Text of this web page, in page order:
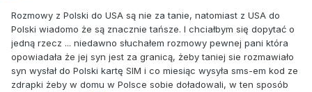
Rozmowy z Polski do USA są nie za tanie, natomiast z USA do
Polski wiadomo że są znacznie tańsze. I chciałbym się dopytać o
jedną rzecz ... niedawno słuchałem rozmowy pewnej pani która
opowiadała że jej syn jest za granicą, żeby taniej sie rozmawiało
syn wysłał do Polski kartę SIM i co miesiąc wysyła sms-em kod ze
zdrapki żeby w domu w Polsce sobie doładowali, w ten sposób